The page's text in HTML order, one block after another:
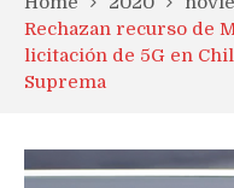
Rechazan recurso de
licitación de 5G en
Suprema